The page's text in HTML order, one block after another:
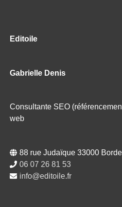
Editoile
Gabrielle Denis
Consultante SEO
web
88 rue Judaïque 33000
06 07 26 81 53
info@editoile.fr